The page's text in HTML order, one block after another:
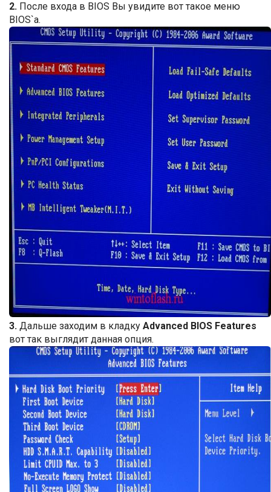
2. После входа в BIOS Вы увидите вот такое меню
BIOS`а.
3. Дальше заходим в кладку Advanced BIOS Features
вот так выглядит данная опция.